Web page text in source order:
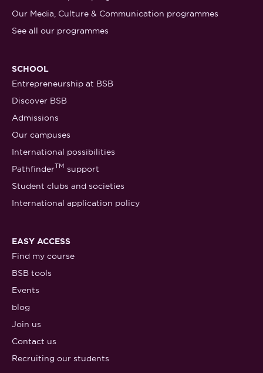
Our Media, Culture & Communication programmes
See all our programmes
SCHOOL
Entrepreneurship at BSB
Discover BSB
Admissions
Our campuses
International possibilities
PathfinderTM support
Student clubs and societies
International application policy
EASY ACCESS
Find my course
BSB tools
Events
blog
Join us
Contact us
Recruiting our students